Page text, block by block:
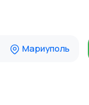
Мариуполь